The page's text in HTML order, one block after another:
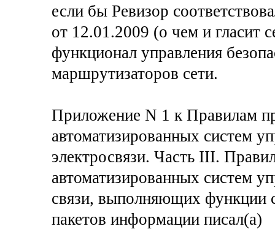
если бы Ревизор
от 12.01.2009 (о чем и гласит
функционал управления
маршрутизаторов сети.
Приложение N 1 к Правилам
автоматизированных систем
электросвязи. Часть III.
автоматизированных систем
связи, выполняющих функции
пакетов информации писал(а)